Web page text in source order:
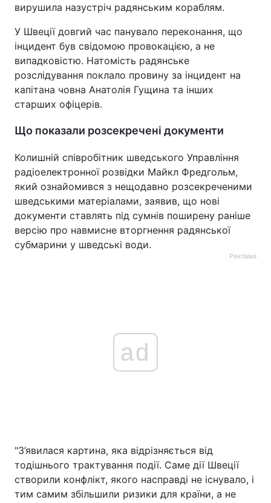
вирушила назустріч радянським кораблям.
У Швеції довгий час панувало переконання, що
інцидент був свідомою провокацією, а не
випадковістю. Натомість радянське
розслідування поклало провину за інцидент на
капітана човна Анатолія Гущина та інших
старших офіцерів.
Що показали розсекречені документи
Колишній співробітник шведського Управління
радіоелектронної розвідки Майкл Фредгольм,
який ознайомився з нещодавно розсекреченими
шведськими матеріалами, заявив, що нові
документи ставлять під сумнів поширену раніше
версію про навмисне вторгнення радянської
субмарини у шведські води.
Реклама
ad
"З’явилася картина, яка відрізняється від
тодішнього трактування події. Саме дії Швеції
створили конфлікт, якого насправді не існувало, і
тим самим збільшили ризики для країни, а не